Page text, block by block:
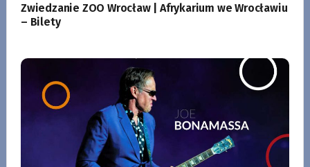
Zwiedzanie ZOO Wrocław | Afrykarium we Wrocławiu
– Bilety